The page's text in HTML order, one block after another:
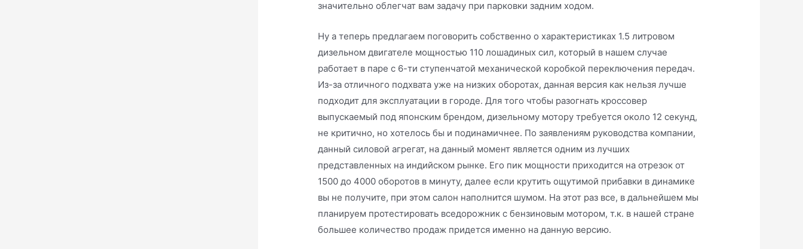
значительно облегчат вам задачу при парковки задним ходом.
Ну а теперь предлагаем поговорить собственно о характеристиках 1.5 литровом
дизельном двигателе мощностью 110 лошадиных сил, который в нашем случае
работает в паре с 6-ти ступенчатой механической коробкой переключения передач.
Из-за отличного подхвата уже на низких оборотах, данная версия как нельзя лучше
подходит для эксплуатации в городе. Для того чтобы разогнать кроссовер
выпускаемый под японским брендом, дизельному мотору требуется около 12 секунд,
не критично, но хотелось бы и подинамичнее. По заявлениям руководства компании,
данный силовой агрегат, на данный момент является одним из лучших
представленных на индийском рынке. Его пик мощности приходится на отрезок от
1500 до 4000 оборотов в минуту, далее если крутить ощутимой прибавки в динамике
вы не получите, при этом салон наполнится шумом. На этот раз все, в дальнейшем мы
планируем протестировать вседорожник с бензиновым мотором, т.к. в нашей стране
большее количество продаж придется именно на данную версию.